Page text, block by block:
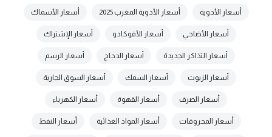
أسعار الأدوية أسعار الأدوية المغرب 2025 أسعار الأسماك
أسعار الأضاحي أسعار الأفوكادو أسعار الإشتراك
أسعار التذاكر الجديدة أسعار الدجاج أسعار الرسم
أسعار الزيوت أسعار السمك أسعار السوق الجارية
أسعار الصرف أسعار القهوة أسعار الكهرباء
أسعار المحروقات أسعار المواد الغذائية أسعار النفط